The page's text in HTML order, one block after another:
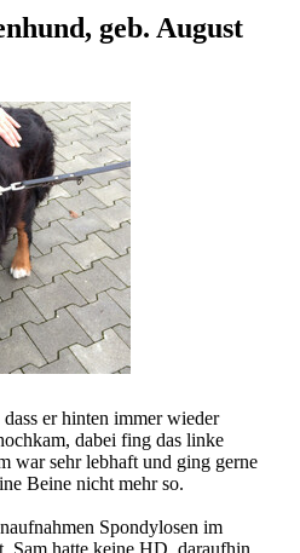
geb. August
er hinten immer wieder
dabei fing das linke
war sehr lebhaft und ging gerne
Beine nicht mehr so.
Spondylosen im